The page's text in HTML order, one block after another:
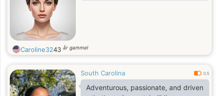
Caroline3243 år gammel
South Carolina 0.5
Adventurous, passionate, and driven